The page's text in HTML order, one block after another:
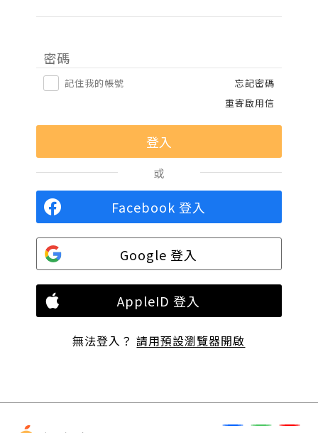
密碼
記住我的帳號
忘記密碼
重寄啟用信
或
Facebook 登入
Google 登入
AppleID 登入
無法登入？請用預設瀏覽器開啟